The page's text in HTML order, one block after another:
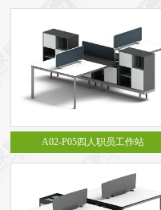
A02-P05四人职员工作站